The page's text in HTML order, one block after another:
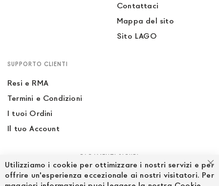
Contattaci
Mappa del sito
Sito LAGO
SUPPORTO CLIENTI
Resi e RMA
Termini e Condizioni
I tuoi Ordini
Il tuo Account
PAGAMENTI SICURI
Utilizziamo i cookie per ottimizzare i nostri servizi e per
offrire un'esperienza eccezionale ai nostri visitatori. Per